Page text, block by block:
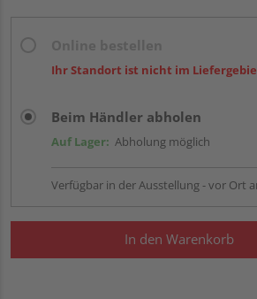
Ihr Standort ist nicht im
Beim Händler abholen
Auf Lager: Abholung möglich
Verfügbar in der Ausstellung - vor Ort
In den Warenkorb